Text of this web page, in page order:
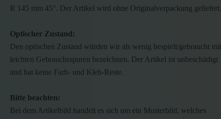
R 145 mm 45°. Der Artikel wird ohne Originalverpackung geliefert.
Optischer Zustand:
Den optischen Zustand würden wir als wenig bespielt/gebraucht mit
leichten Gebrauchsspuren bezeichnen. Der Artikel ist unbeschädigt
und hat keine Farb- und Kleb-Reste.
Bitte beachten:
Bei dem Artikelbild handelt es sich um ein Musterbild, welches